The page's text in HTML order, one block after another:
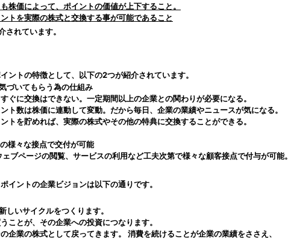
株価によって、ポイントの価値が上下すること。
トを実際の株式と交換する事が可能であること
されています。
ントの特徴として、以下の2つが紹介されています。
づいてもらう為の仕組み
ぐに交換はできない。一定期間以上の企業との関わりが必要になる。
ト数は株価に連動して変動。だから毎日、企業の業績やニュースが気になる。
トを貯めれば、実際の株式やその他の特典に交換することができる。
様々な接点で交付が可能
ェブページの閲覧、サービスの利用など工夫次第で様々な顧客接点で付与が可能。
イントの企業ビジョンは以下の通りです。
しいサイクルをつくります。
ことが、その企業への投資につなります。
企業の株式として戻ってきます。 消費を続けることが企業の業績をささえ、